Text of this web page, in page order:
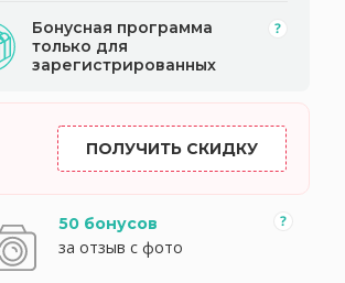
Бонусная программа
только для
зарегистрированных
ПОЛУЧИТЬ СКИДКУ
50 бонусов
за отзыв с фото